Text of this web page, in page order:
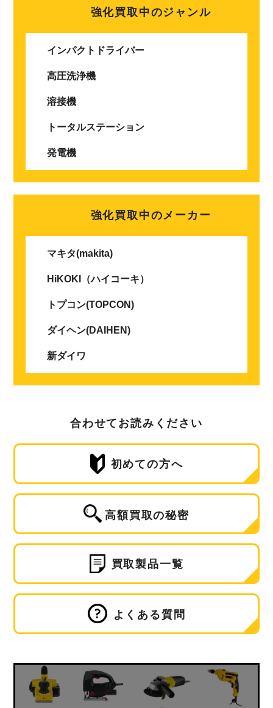
強化買取中のジャンル
インパクトドライバー
高圧洗浄機
溶接機
トータルステーション
発電機
強化買取中のメーカー
マキタ(makita)
HiKOKI（ハイコーキ）
トプコン(TOPCON)
ダイヘン(DAIHEN)
新ダイワ
合わせてお読みください
初めての方へ
高額買取の秘密
買取製品一覧
よくある質問